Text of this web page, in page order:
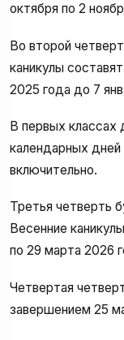
октября по 2
Во второй
каникулы
2025 года до 7
В первых классах
календарных дней
включительно.
Третья четверть
Весенние
по 29 марта 2026
Четвертая
завершением 25